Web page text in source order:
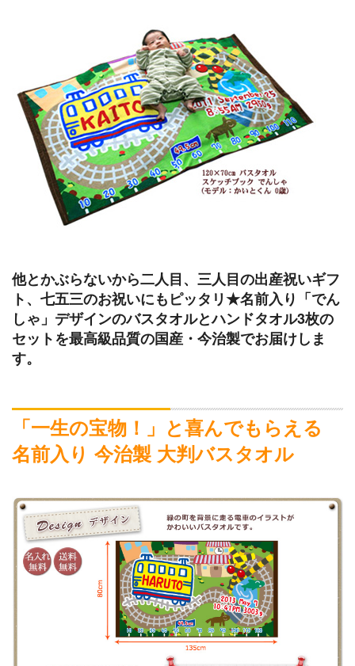
他とかぶらないから二人目、三人目の出産祝いギフ
ト、七五三のお祝いにもピッタリ★名前入り「でん
しゃ」デザインのバスタオルとハンドタオル3枚の
セットを最高級品質の国産・今治製でお届けしま
す。
「一生の宝物！」と喜んでもらえる
名前入り 今治製 大判バスタオル